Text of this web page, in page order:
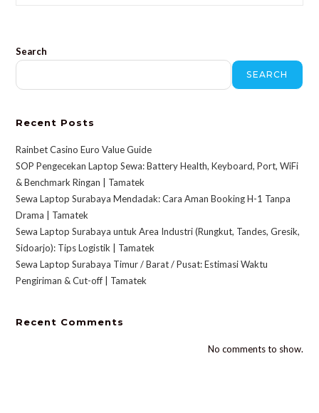
Search
SEARCH
Recent Posts
Rainbet Casino Euro Value Guide
SOP Pengecekan Laptop Sewa: Battery Health, Keyboard, Port, WiFi
& Benchmark Ringan | Tamatek
Sewa Laptop Surabaya Mendadak: Cara Aman Booking H-1 Tanpa
Drama | Tamatek
Sewa Laptop Surabaya untuk Area Industri (Rungkut, Tandes, Gresik,
Sidoarjo): Tips Logistik | Tamatek
Sewa Laptop Surabaya Timur / Barat / Pusat: Estimasi Waktu
Pengiriman & Cut-off | Tamatek
Recent Comments
No comments to show.